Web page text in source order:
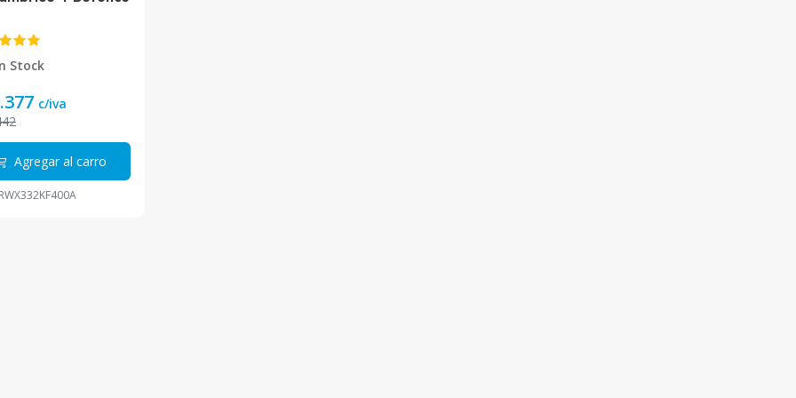
RWX332KF400A
Stock
c/iva
Agregar al carro
RWX332KF400A